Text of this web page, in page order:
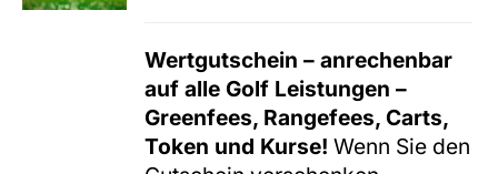
Wertgutschein – anrechenbar
auf alle Golf Leistungen –
Greenfees, Rangefees, Carts,
Token und Kurse! Wenn Sie den